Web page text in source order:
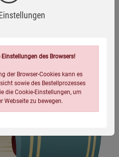
des Browsers!
der Browser-Cookies kann es
sowie des Bestellprozesses
die Cookie-Einstellungen, um
Webseite zu bewegen.